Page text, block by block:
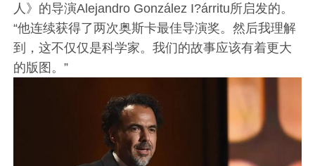
人》的导演Alejandro González I?árritu所启发的。
“他连续获得了两次奥斯卡最佳导演奖。然后我理解
到，这不仅仅是科学家。我们的故事应该有着更大
的版图。”